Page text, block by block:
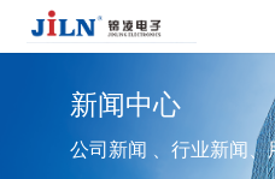
新闻中心
公司新闻 、行业新闻、